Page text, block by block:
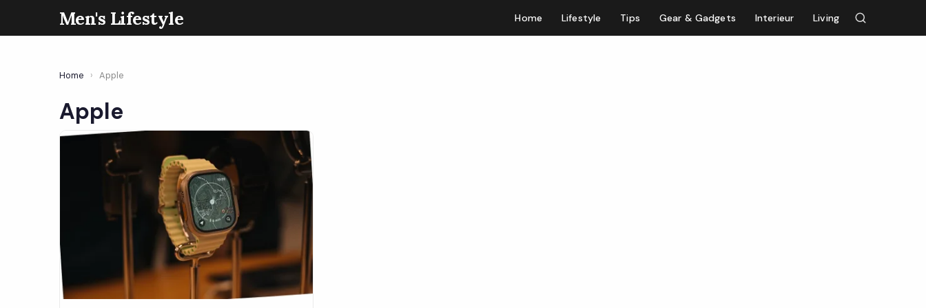
Men's Lifestyle Home Lifestyle Tips Gear & Gadgets Interieur Living
Home › Apple
Apple